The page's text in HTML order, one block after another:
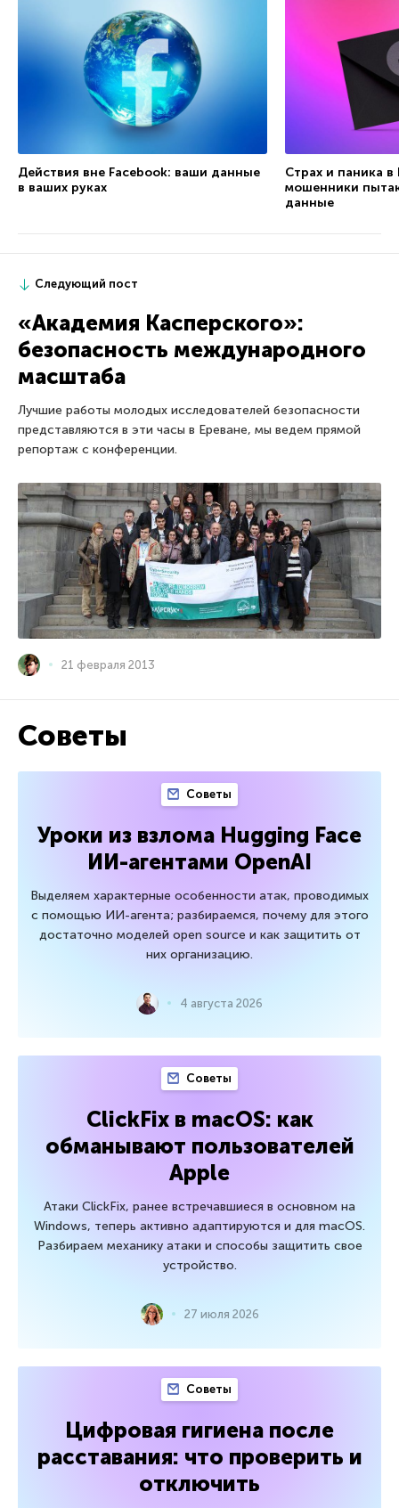
Действия вне Facebook: ваши данные
в ваших руках
Страх и паника в
мошенники
данные
Следующий пост
«Академия Касперского»:
безопасность международного
масштаба
Лучшие работы молодых исследователей безопасности
представляются в эти часы в Ереване, мы ведем прямой
репортаж с конференции.
21 февраля 2013
Советы
Советы
Уроки из взлома Hugging Face
ИИ-агентами OpenAI
Выделяем характерные особенности атак, проводимых
с помощью ИИ-агента; разбираемся, почему для этого
достаточно моделей open source и как защитить от
них организацию.
4 августа 2026
Советы
ClickFix в macOS: как
обманывают пользователей
Apple
Атаки ClickFix, ранее встречавшиеся в основном на
Windows, теперь активно адаптируются и для macOS.
Разбираем механику атаки и способы защитить свое
устройство.
27 июля 2026
Советы
Цифровая гигиена после
расставания: что проверить и
отключить